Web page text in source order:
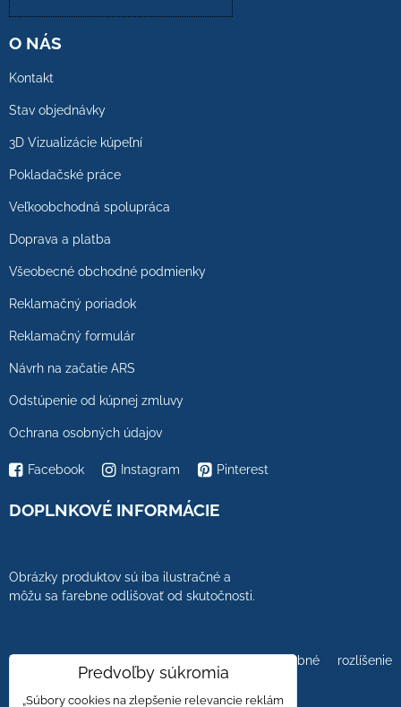
O NÁS
Kontakt
Stav objednávky
3D Vizualizácie kúpeľní
Pokladačské práce
Veľkoobchodná spolupráca
Doprava a platba
Všeobecné obchodné podmienky
Reklamačný poriadok
Reklamačný formulár
Návrh na začatie ARS
Odstúpenie od kúpnej zmluvy
Ochrana osobných údajov
Facebook Instagram Pinterest
DOPLNKOVÉ INFORMÁCIE
Obrázky produktov sú iba ilustračné a
môžu sa farebne odlišovať od skutočnosti.
Farebnosť obrázkov tiež ovplyvňuje farebné rozlíšenie
zobrazovacej jednotky.Predvoľby súkromia
„Súbory cookies na zlepšenie relevancie reklám